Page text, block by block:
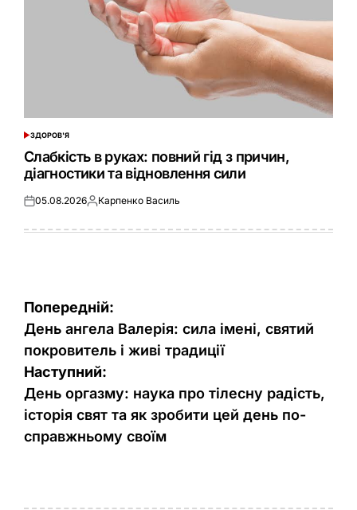
ОПУБЛІКУВАТИ
ЗДОРОВ'Я
Слабкість в руках: повний гід з причин,
діагностики та відновлення сили
Оприлюднено
05.08.2026Опубліковано
Карпенко Василь
Навігація
записів
Попередній:
День ангела Валерія: сила імені, святий
покровитель і живі традиції
Наступний:
День оргазму: наука про тілесну радість,
історія свят та як зробити цей день по-
справжньому своїм